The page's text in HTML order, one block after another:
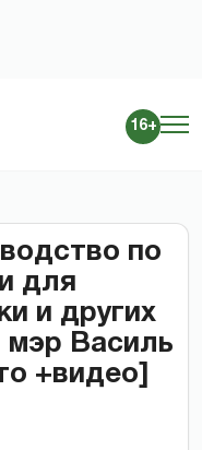
16+
по
для
и других
мэр Василь
+видео]